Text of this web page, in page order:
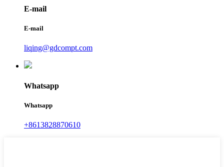
E-mail
E-mail
liqing@gdcompt.com
Whatsapp
Whatsapp
+8613828870610